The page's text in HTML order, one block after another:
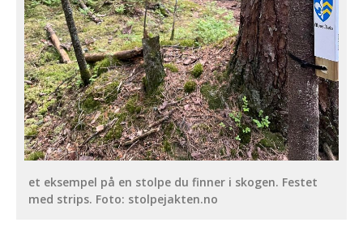
et eksempel på en stolpe du finner i skogen. Festet
med strips. Foto: stolpejakten.no